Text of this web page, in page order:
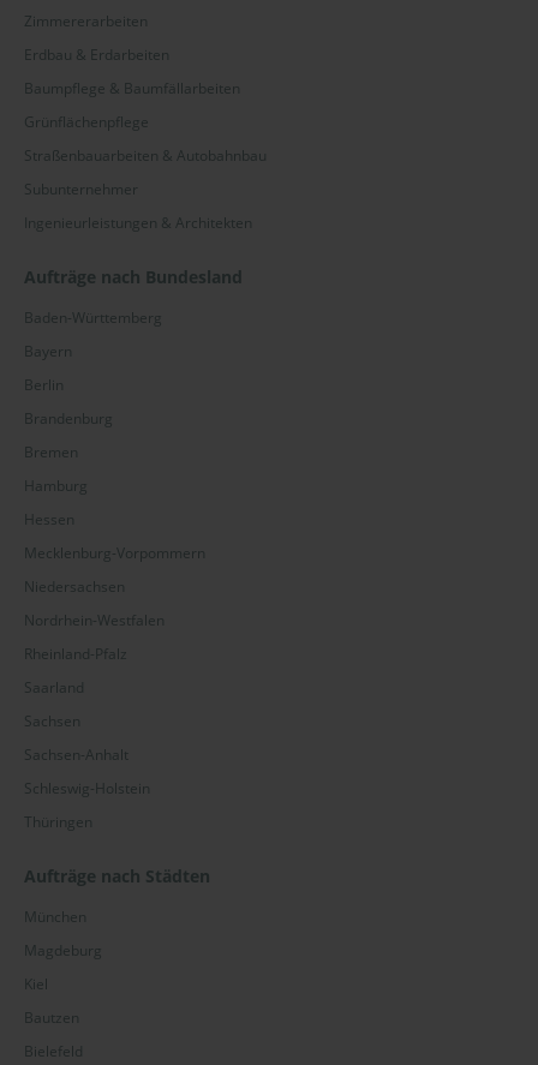
Zimmererarbeiten
Erdbau & Erdarbeiten
Baumpflege & Baumfällarbeiten
Grünflächenpflege
Straßenbauarbeiten & Autobahnbau
Subunternehmer
Ingenieurleistungen & Architekten
Aufträge nach Bundesland
Baden-Württemberg
Bayern
Berlin
Brandenburg
Bremen
Hamburg
Hessen
Mecklenburg-Vorpommern
Niedersachsen
Nordrhein-Westfalen
Rheinland-Pfalz
Saarland
Sachsen
Sachsen-Anhalt
Schleswig-Holstein
Thüringen
Aufträge nach Städten
München
Magdeburg
Kiel
Bautzen
Bielefeld